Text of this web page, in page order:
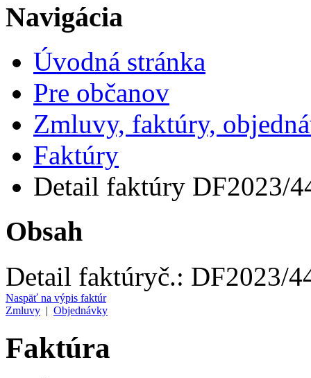
Navigácia
Úvodná stránka
Pre občanov
Zmluvy, faktúry,
Faktúry
Detail faktúry DF2023/
Obsah
Detail faktúryč.: DF2023/
Naspäť na výpis faktúr
Zmluvy | Objednávky
Faktúra